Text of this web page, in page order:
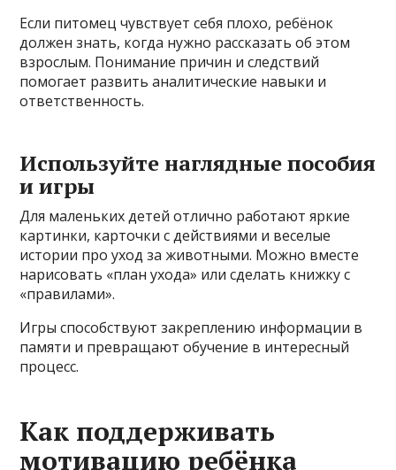
Если питомец чувствует себя плохо, ребёнок
должен знать, когда нужно рассказать об этом
взрослым. Понимание причин и следствий
помогает развить аналитические навыки и
ответственность.
Используйте наглядные пособия
и игры
Для маленьких детей отлично работают яркие
картинки, карточки с действиями и веселые
истории про уход за животными. Можно вместе
нарисовать «план ухода» или сделать книжку с
«правилами».
Игры способствуют закреплению информации в
памяти и превращают обучение в интересный
процесс.
Как поддерживать
мотивацию ребёнка